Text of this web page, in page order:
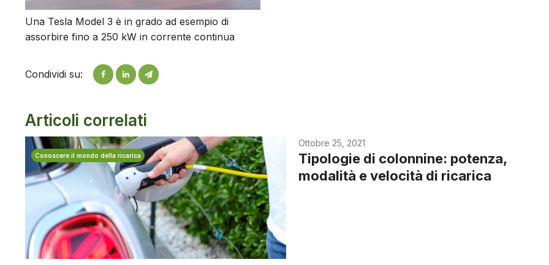
Una Tesla Model 3 è in grado ad esempio di
assorbire fino a 250 kW in corrente continua
Condividi su:
Articoli correlati
Conoscere il mondo della ricarica
Ottobre 25, 2021
Tipologie di colonnine: potenza,
modalità e velocità di ricarica